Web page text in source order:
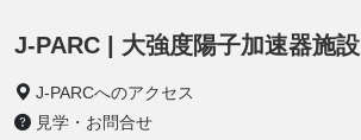
J-PARC | 大強度陽子加速器施設
J-PARCへのアクセス
見学・お問合せ